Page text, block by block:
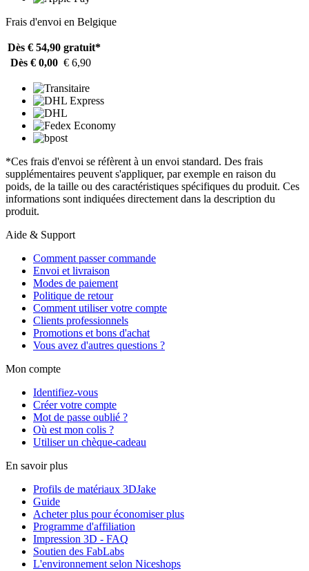
Frais d'envoi en Belgique
Dès € 54,90 gratuit*
Dès € 0,00 € 6,90
*Ces frais d'envoi se réfèrent à un envoi standard. Des frais
supplémentaires peuvent s'appliquer, par exemple en raison du
poids, de la taille ou des caractéristiques spécifiques du produit. Ces
informations sont indiquées directement dans la description du
produit.
Aide & Support
Comment passer commande
Envoi et livraison
Modes de paiement
Politique de retour
Comment utiliser votre compte
Clients professionnels
Promotions et bons d'achat
Vous avez d'autres questions ?
Mon compte
Identifiez-vous
Créer votre compte
Mot de passe oublié ?
Où est mon colis ?
Utiliser un chèque-cadeau
En savoir plus
Profils de matériaux 3DJake
Guide
Acheter plus pour économiser plus
Programme d'affiliation
Impression 3D - FAQ
Soutien des FabLabs
L'environnement selon Niceshops